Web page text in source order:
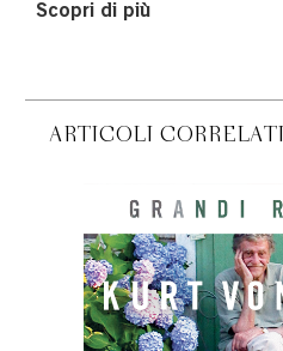
Scopri di più
ARTICOLI CORRELATI